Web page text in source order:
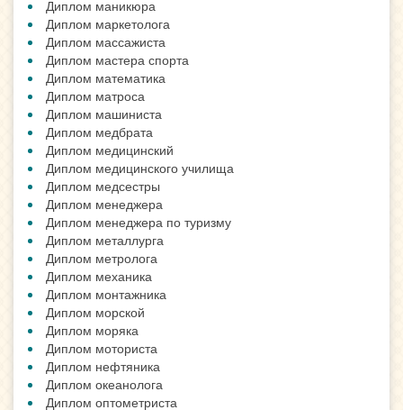
Диплом маникюра
Диплом маркетолога
Диплом массажиста
Диплом мастера спорта
Диплом математика
Диплом матроса
Диплом машиниста
Диплом медбрата
Диплом медицинский
Диплом медицинского училища
Диплом медсестры
Диплом менеджера
Диплом менеджера по туризму
Диплом металлурга
Диплом метролога
Диплом механика
Диплом монтажника
Диплом морской
Диплом моряка
Диплом моториста
Диплом нефтяника
Диплом океанолога
Диплом оптометриста